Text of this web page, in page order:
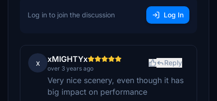
Log in to join the discussion Log In
x xMIGHTYx
over 3 years ago
Reply
Very nice scenery, even though it has
big impact on performance